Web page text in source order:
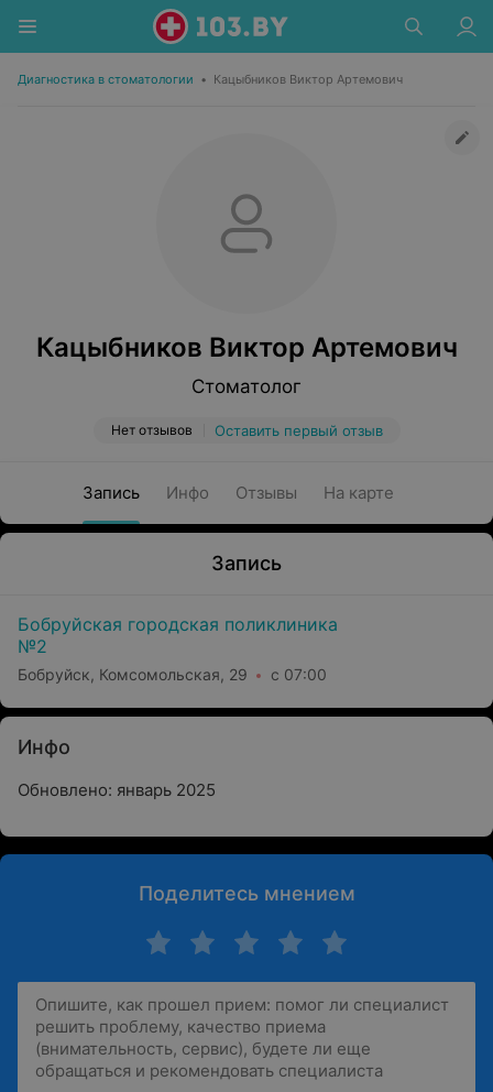
Диагностика в стоматологии • Кацыбников Виктор Артемович
Кацыбников Виктор Артемович
Стоматолог
Нет отзывов Оставить первый отзыв
Запись Инфо Отзывы На карте
Запись
Бобруйская городская поликлиника
№2
Бобруйск, Комсомольская, 29 с 07:00
Инфо
Обновлено: январь 2025
Поделитесь мнением